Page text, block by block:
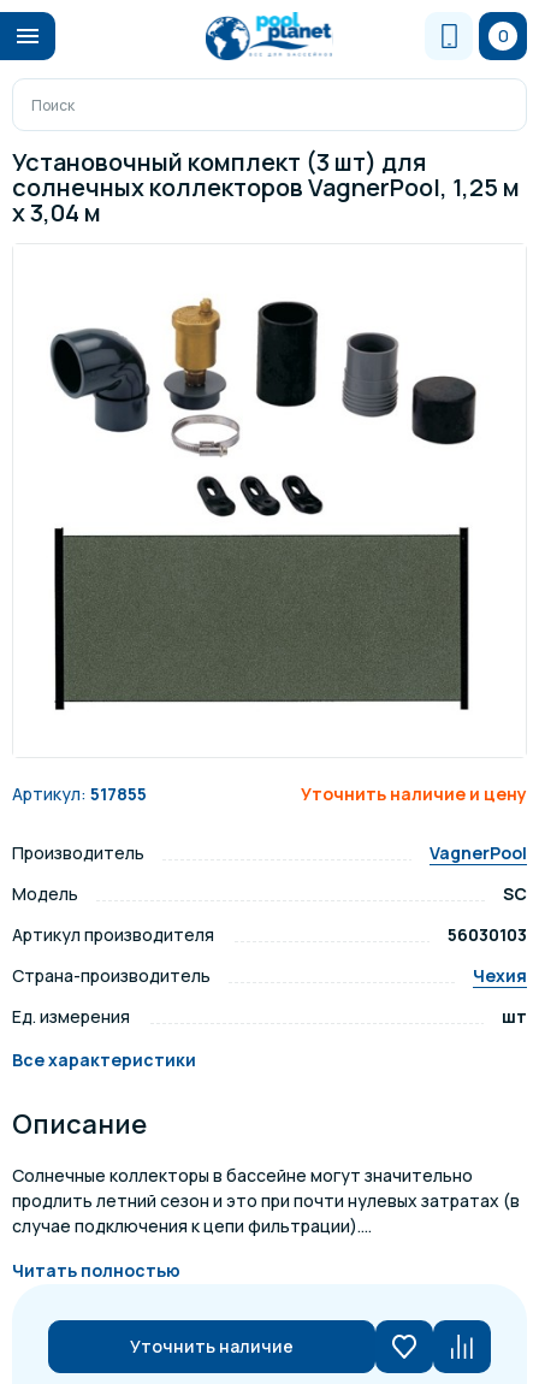
0
Установочный комплект (3 шт) для
солнечных коллекторов VagnerPool, 1,25 м
х 3,04 м
Артикул: 517855 Уточнить наличие и цену
Производитель
VagnerPool
Модель
SC
Артикул производителя
56030103
Страна-производитель
Чехия
Ед. измерения
шт
Все характеристики
Описание
Солнечные коллекторы в бассейне могут значительно
продлить летний сезон и это при почти нулевых затратах (в
случае подключения к цепи фильтрации)....
Читать полностью
Уточнить наличие